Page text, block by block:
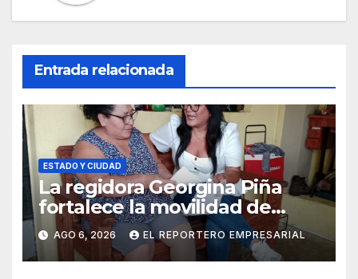
Entrada relacionada
ESTADO Y CIUDAD
La regidora Georgina Piña
fortalece la movilidad de
adultos mayores con la
entrega de aparatos
ortopédicos
AGO 6, 2026 EL REPORTERO EMPRESARIAL